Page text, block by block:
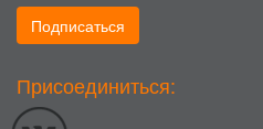
Подписаться
Присоединиться:
Продолжая использовать наш сайт, вы
файлов cookie, пользовательских